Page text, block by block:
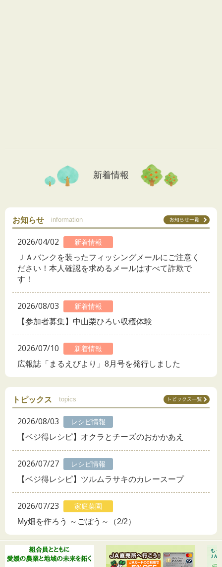
新着情報
お知らせ information
2026/04/02 新着情報
ＪＡバンクを装ったフィッシングメールにご注意く
ださい！本人確認を求めるメールはすべて詐欺で
す！
2026/08/03 新着情報
【参加者募集】中山栗ひろい収穫体験
2026/07/10 新着情報
広報誌「まるえびより」8月号を発行しました
トピックス topics
2026/08/03 レシピ情報
【ベジ得レシピ】オクラとチーズのおかかあえ
2026/07/27 レシピ情報
【ベジ得レシピ】ツルムラサキのカレースープ
2026/07/23 家庭菜園
My畑を作ろう ～ごぼう～（2/2）